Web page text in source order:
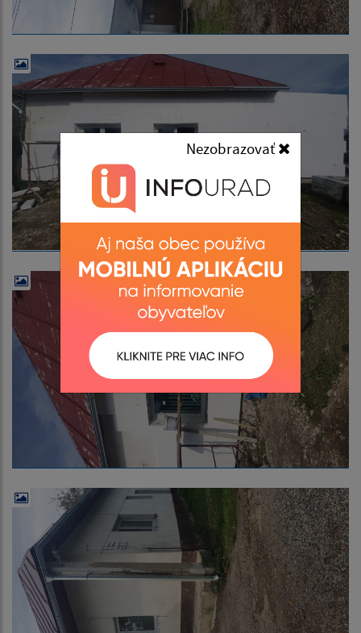
Nezobrazovať